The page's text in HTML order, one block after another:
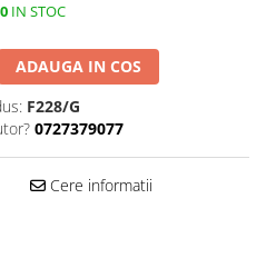
IN STOC
ADAUGA IN COS
F228/G
0727379077
Cere informatii